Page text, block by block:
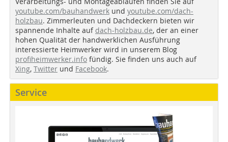
youtube.com/bauhandwerk und youtube.com/dach-
holzbau. Zimmerleuten und Dachdeckern bieten wir
spannende Inhalte auf dach-holzbau.de, der an einer
hohen Qualität der handwerklichen Ausführung
interessierte Heimwerker wird in unserem Blog
profiheimwerker.info fündig. Sie finden uns auch auf
Xing, Twitter und Facebook.
Service